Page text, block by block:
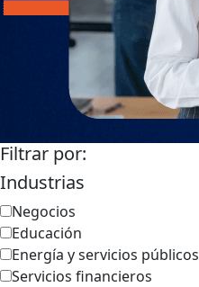
Filtrar por:
Industrias
Negocios
Educación
Energía y servicios públicos
Servicios financieros